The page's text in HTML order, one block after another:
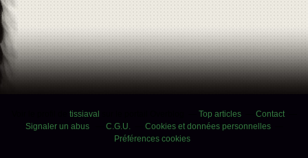
tissiaval Top articles
Contact
Signaler un abus
C.G.U.
Cookies et données personnelles
Préférences cookies